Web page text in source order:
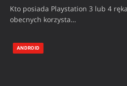
Kto posiada Playstation 3 lub 4
obecnych korzysta…
ANDROID